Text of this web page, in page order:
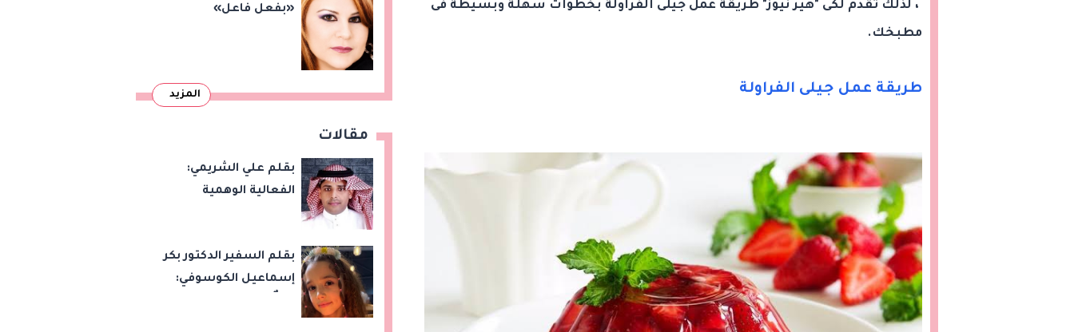
، لذلك تقدم لكى "هير نيوز" طريقة عمل جيلى الفراولة بخطوات سهلة وبسيطة فى
مطبخك.
طريقة عمل جيلى الفراولة
«بفعل فاعل»
المزيد
مقالات
بقلم علي الشريمي:
الفعالية الوهمية
بقلم السفير الدكتور بكر
إسماعيل الكوسوفي: